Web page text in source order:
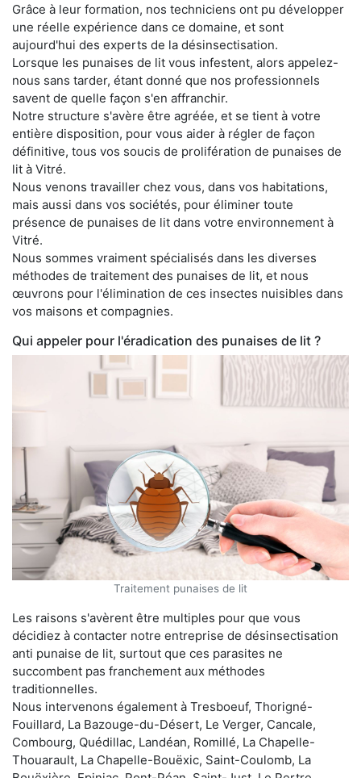
Grâce à leur formation, nos techniciens ont pu développer
une réelle expérience dans ce domaine, et sont
aujourd'hui des experts de la désinsectisation.
Lorsque les punaises de lit vous infestent, alors appelez-
nous sans tarder, étant donné que nos professionnels
savent de quelle façon s'en affranchir.
Notre structure s'avère être agréée, et se tient à votre
entière disposition, pour vous aider à régler de façon
définitive, tous vos soucis de prolifération de punaises de
lit à Vitré.
Nous venons travailler chez vous, dans vos habitations,
mais aussi dans vos sociétés, pour éliminer toute
présence de punaises de lit dans votre environnement à
Vitré.
Nous sommes vraiment spécialisés dans les diverses
méthodes de traitement des punaises de lit, et nous
œuvrons pour l'élimination de ces insectes nuisibles dans
vos maisons et compagnies.
Qui appeler pour l'éradication des punaises de lit ?
Traitement punaises de lit
Les raisons s'avèrent être multiples pour que vous
décidiez à contacter notre entreprise de désinsectisation
anti punaise de lit, surtout que ces parasites ne
succombent pas franchement aux méthodes
traditionnelles.
Nous intervenons également à Tresboeuf, Thorigné-
Fouillard, La Bazouge-du-Désert, Le Verger, Cancale,
Combourg, Quédillac, Landéan, Romillé, La Chapelle-
Thouarault, La Chapelle-Bouëxic, Saint-Coulomb, La